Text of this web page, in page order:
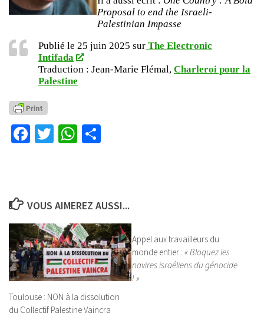
Proposal to end the Israeli-
Palestinian Impasse
Publié le 25 juin 2025 sur The Electronic
Intifada
Traduction : Jean-Marie Flémal, Charleroi pour la
Palestine
Facebook
TwitterWhatsApp
VOUS AIMEREZ AUSSI...
Toulouse : NON à la dissolution
du Collectif Palestine Vaincra
Appel aux travailleurs du
monde entier : « Bloquez les
navires israéliens du génocide
! »